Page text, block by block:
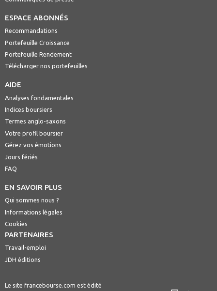
ESPACE ABONNÉS
Recommandations
Portefeuille Croissance
Portefeuille Rendement
Télécharger nos portefeuilles
AIDE
Analyses fondamentales
Indices boursiers
Termes anglo-saxons
Votre profil boursier
Gérez vos émotions
Jours fériés
FAQ
EN SAVOIR PLUS
Qui sommes nous ?
Informations légales
Cookies
PARTENAIRES
Travail-emploi
JDH éditions
Le site francebourse.com est édité